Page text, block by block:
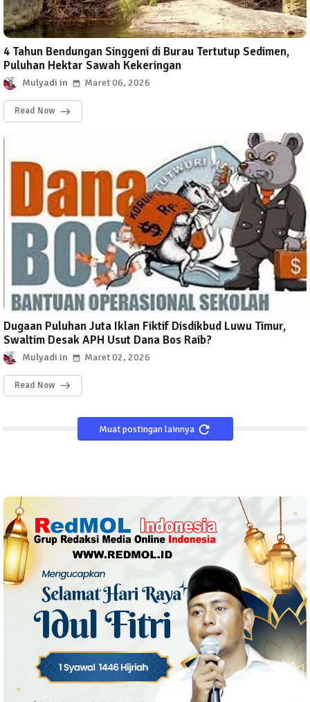
4 Tahun Bendungan Singgeni di Burau Tertutup Sedimen,
Puluhan Hektar Sawah Kekeringan
Mulyadi Maret 06, 2026
Read Now
Dugaan Puluhan Juta Iklan Fiktif Disdikbud Luwu Timur,
Swaltim Desak APH Usut Dana Bos Raib?
Mulyadi Maret 02, 2026
Read Now
Muat postingan lainnya